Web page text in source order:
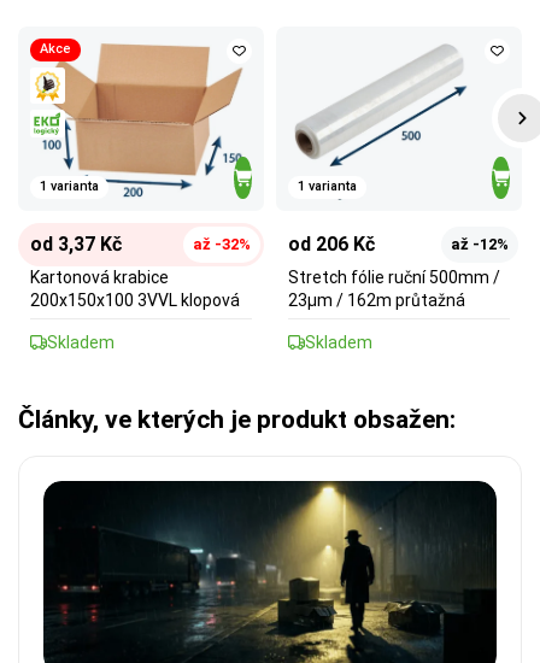
Akce
1 varianta
od 3,37 Kč až -32%
Kartonová krabice
200x150x100 3VVL klopová
Skladem
1 varianta
od 206 Kč až -12%
Stretch fólie ruční 500mm /
23µm / 162m průtažná
Skladem
Články, ve kterých je produkt obsažen: